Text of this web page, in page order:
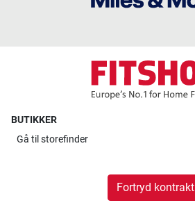
BUTIKKER
Gå til storefinder
Fortryd kontrakt